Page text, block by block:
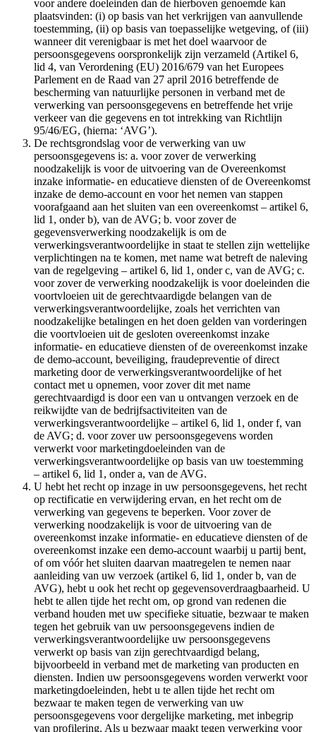
voor andere doeleinden dan de hierboven genoemde kan
plaatsvinden: (i) op basis van het verkrijgen van aanvullende
toestemming, (ii) op basis van toepasselijke wetgeving, of (iii)
wanneer dit verenigbaar is met het doel waarvoor de
persoonsgegevens oorspronkelijk zijn verzameld (Artikel 6,
lid 4, van Verordening (EU) 2016/679 van het Europees
Parlement en de Raad van 27 april 2016 betreffende de
bescherming van natuurlijke personen in verband met de
verwerking van persoonsgegevens en betreffende het vrije
verkeer van die gegevens en tot intrekking van Richtlijn
95/46/EG, (hierna: ‘AVG’).
De rechtsgrondslag voor de verwerking van uw
persoonsgegevens is: a. voor zover de verwerking
noodzakelijk is voor de uitvoering van de Overeenkomst
inzake informatie- en educatieve diensten of de Overeenkomst
inzake de demo-account en voor het nemen van stappen
voorafgaand aan het sluiten van een overeenkomst – artikel 6,
lid 1, onder b), van de AVG; b. voor zover de
gegevensverwerking noodzakelijk is om de
verwerkingsverantwoordelijke in staat te stellen zijn wettelijke
verplichtingen na te komen, met name wat betreft de naleving
van de regelgeving – artikel 6, lid 1, onder c, van de AVG; c.
voor zover de verwerking noodzakelijk is voor doeleinden die
voortvloeien uit de gerechtvaardigde belangen van de
verwerkingsverantwoordelijke, zoals het verrichten van
noodzakelijke betalingen en het doen gelden van vorderingen
die voortvloeien uit de gesloten overeenkomst inzake
informatie- en educatieve diensten of de overeenkomst inzake
de demo-account, beveiliging, fraudepreventie of direct
marketing door de verwerkingsverantwoordelijke of het
contact met u opnemen, voor zover dit met name
gerechtvaardigd is door een van u ontvangen verzoek en de
reikwijdte van de bedrijfsactiviteiten van de
verwerkingsverantwoordelijke – artikel 6, lid 1, onder f, van
de AVG; d. voor zover uw persoonsgegevens worden
verwerkt voor marketingdoeleinden van de
verwerkingsverantwoordelijke op basis van uw toestemming
– artikel 6, lid 1, onder a, van de AVG.
U hebt het recht op inzage in uw persoonsgegevens, het recht
op rectificatie en verwijdering ervan, en het recht om de
verwerking van gegevens te beperken. Voor zover de
verwerking noodzakelijk is voor de uitvoering van de
overeenkomst inzake informatie- en educatieve diensten of de
overeenkomst inzake een demo-account waarbij u partij bent,
of om vóór het sluiten daarvan maatregelen te nemen naar
aanleiding van uw verzoek (artikel 6, lid 1, onder b, van de
AVG), hebt u ook het recht op gegevensoverdraagbaarheid. U
hebt te allen tijde het recht om, op grond van redenen die
verband houden met uw specifieke situatie, bezwaar te maken
tegen het gebruik van uw persoonsgegevens indien de
verwerkingsverantwoordelijke uw persoonsgegevens
verwerkt op basis van zijn gerechtvaardigd belang,
bijvoorbeeld in verband met de marketing van producten en
diensten. Indien uw persoonsgegevens worden verwerkt voor
marketingdoeleinden, hebt u te allen tijde het recht om
bezwaar te maken tegen de verwerking van uw
persoonsgegevens voor dergelijke marketing, met inbegrip
van profilering. Als u bezwaar maakt tegen verwerking voor